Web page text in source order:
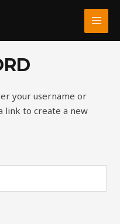
your username or
link to create a new